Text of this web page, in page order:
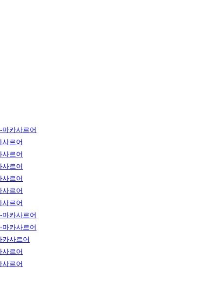
마카사르어
사르어
사르어
사르어
사르어
사르어
사르어
카사르어
마카사르어
카사르어
사르어
사르어